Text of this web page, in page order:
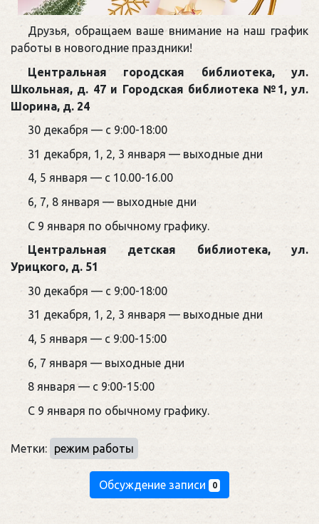
Друзья, обращаем ваше внимание на наш график
работы в новогодние праздники!
Центральная городская библиотека, ул.
Школьная, д. 47 и Городская библиотека №1, ул.
Шорина, д. 24
30 декабря — с 9:00-18:00
31 декабря, 1, 2, 3 января — выходные дни
4, 5 января — с 10.00-16.00
6, 7, 8 января — выходные дни
С 9 января по обычному графику.
Центральная детская библиотека, ул.
Урицкого, д. 51
30 декабря — с 9:00-18:00
31 декабря, 1, 2, 3 января — выходные дни
4, 5 января — с 9:00-15:00
6, 7 января — выходные дни
8 января — с 9:00-15:00
С 9 января по обычному графику.
Метки: режим работы
Обсуждение записи 0